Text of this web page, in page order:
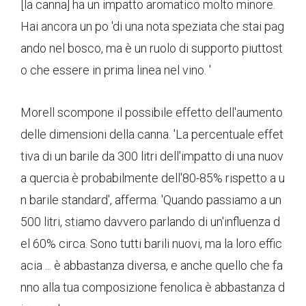
[la canna] ha un impatto aromatico molto minore.
Hai ancora un po 'di una nota speziata che stai pag
ando nel bosco, ma è un ruolo di supporto piuttost
o che essere in prima linea nel vino. '
Morell scompone il possibile effetto dell'aumento
delle dimensioni della canna. 'La percentuale effet
tiva di un barile da 300 litri dell'impatto di una nuov
a quercia è probabilmente dell'80-85% rispetto a u
n barile standard', afferma. 'Quando passiamo a un
500 litri, stiamo davvero parlando di un'influenza d
el 60% circa. Sono tutti barili nuovi, ma la loro effic
acia ... è abbastanza diversa, e anche quello che fa
nno alla tua composizione fenolica è abbastanza d